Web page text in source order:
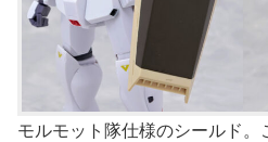
モルモット隊仕様のシールド